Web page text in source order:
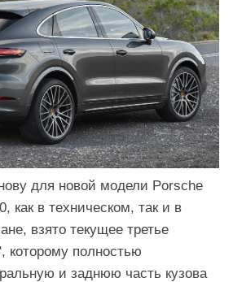
для новой модели Porsche
как в техническом, так и в
взято текущее третье
которому полностью
и заднюю часть кузова